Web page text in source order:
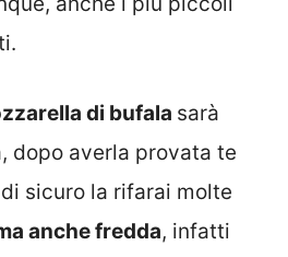
di bufala sarà
dopo averla provata te
sicuro la rifarai molte
anche fredda, infatti